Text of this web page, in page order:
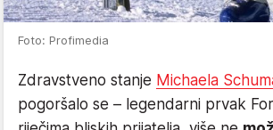
Foto: Profimedia
Zdravstveno stanje Michaela
pogoršalo se – legendarni prvak